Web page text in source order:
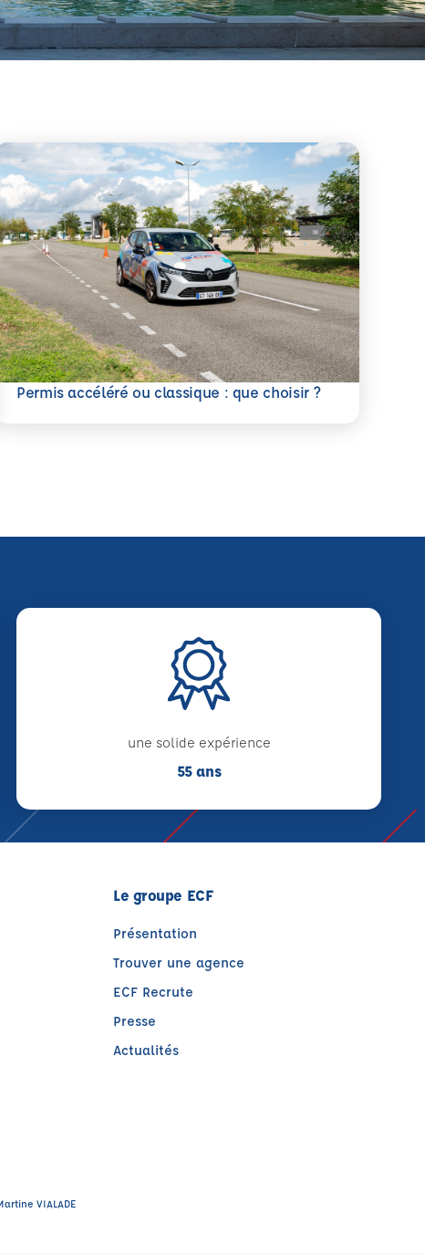
Permis accéléré ou classique : que choisir ?
savoir plus
une solide expérience
55 ans
Le groupe ECF
Présentation
Trouver une agence
ECF Recrute
Presse
Actualités
VIALADE